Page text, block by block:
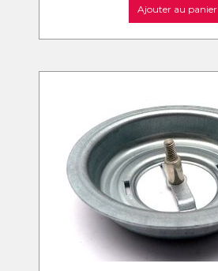
Ajouter au panier